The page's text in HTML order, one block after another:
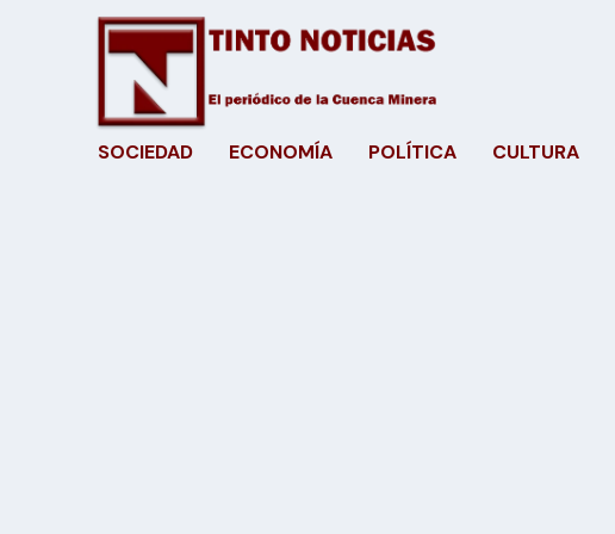
SOCIEDAD ECONOMÍA POLÍTICA CULTURA